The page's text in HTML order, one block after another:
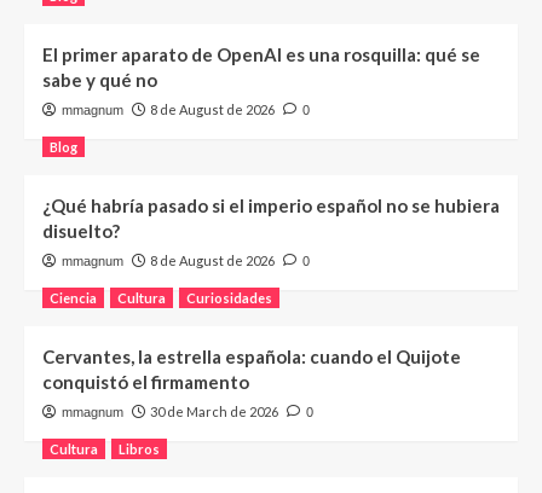
El primer aparato de OpenAI es una rosquilla: qué se
sabe y qué no
mmagnum 8 de August de 2026 0
Blog
¿Qué habría pasado si el imperio español no se hubiera
disuelto?
mmagnum 8 de August de 2026 0
Ciencia Cultura Curiosidades
Cervantes, la estrella española: cuando el Quijote
conquistó el firmamento
mmagnum 30 de March de 2026 0
Cultura Libros